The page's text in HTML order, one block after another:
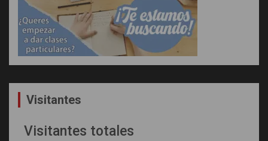
Visitantes
Visitantes totales